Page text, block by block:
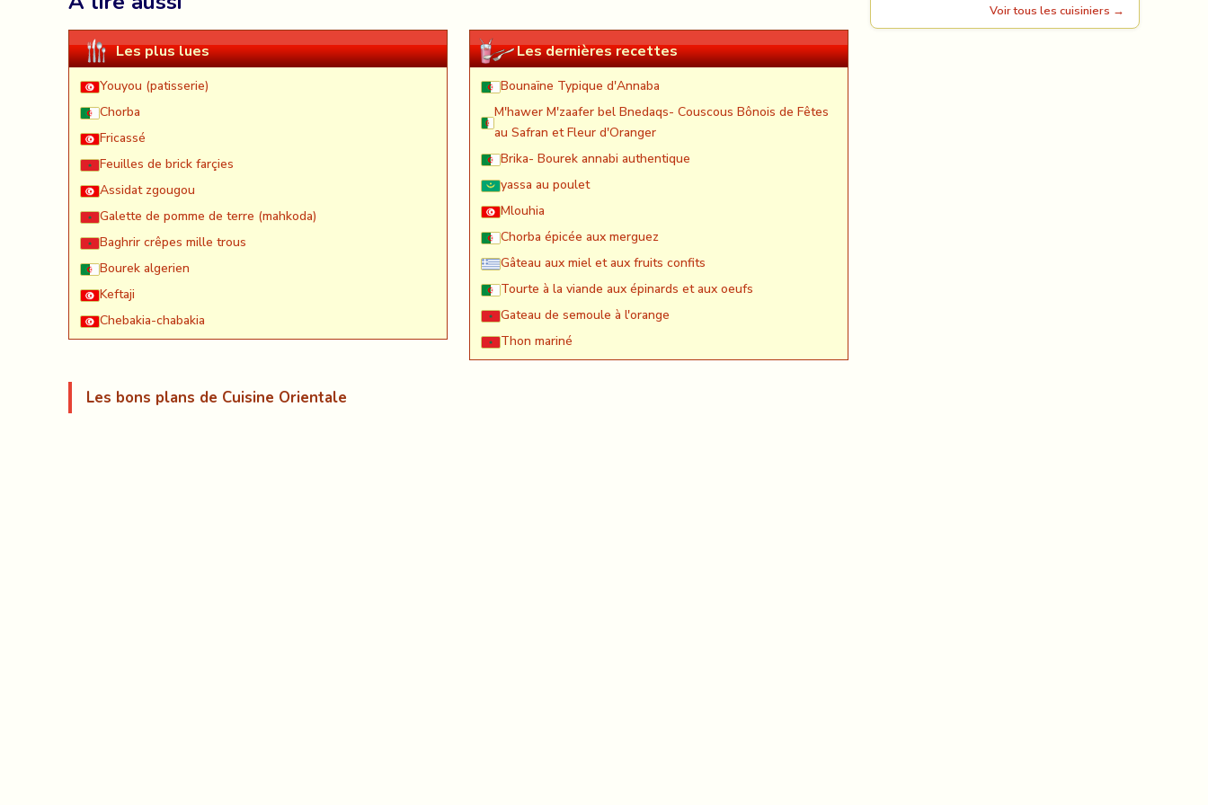
Les plus lues
Youyou (patisserie)
Chorba
Fricassé
Feuilles de brick farçies
Assidat zgougou
Galette de pomme de terre (mahkoda)
Baghrir crêpes mille trous
Bourek algerien
Keftaji
Chebakia-chabakia
Les dernières recettes
Bounaïne Typique d'Annaba
M'hawer M'zaafer bel Bnedaqs- Couscous Bônois de Fêtes
au Safran et Fleur d'Oranger
Brika- Bourek annabi authentique
yassa au poulet
Mlouhia
Chorba épicée aux merguez
Gâteau aux miel et aux fruits confits
Tourte à la viande aux épinards et aux oeufs
Gateau de semoule à l'orange
Thon mariné
Les bons plans de Cuisine Orientale
Voir tous les cuisiniers →